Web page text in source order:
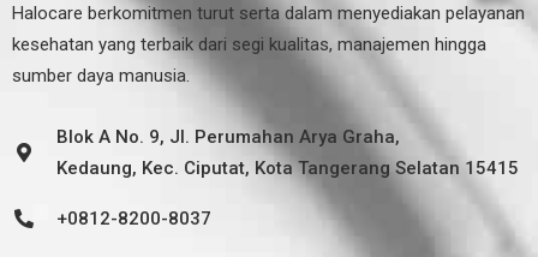
Halocare berkomitmen turut serta dalam menyediakan pelayanan
kesehatan yang terbaik dari segi kualitas, manajemen hingga
sumber daya manusia.
Blok A No. 9, Jl. Perumahan Arya Graha,
Kedaung, Kec. Ciputat, Kota Tangerang Selatan 15415
+0812-8200-8037